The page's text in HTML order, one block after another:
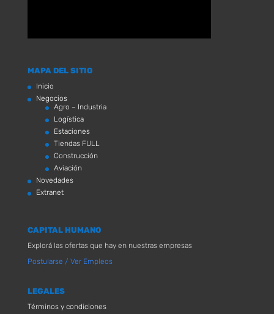
MAPA DEL SITIO
Inicio
Negocios
Agro – Industria
Logística
Estaciones
Tiendas FULL
Construcción
Aviación
Novedades
Extranet
CAPITAL HUMANO
Explorá las ofertas que hay en nuestras empresas
Postularse / Ver Empleos
LEGALES
Términos y condiciones